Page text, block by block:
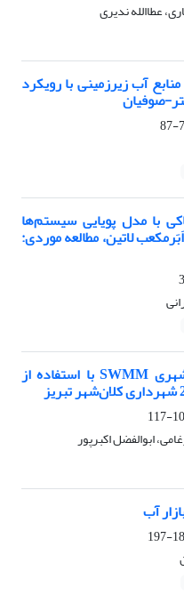
عطاالله ندیری
آب زیرزمینی با رویکرد
صوفیان
با مدل پویایی سیستم‌ها
لاتین، مطالعه موردی:
ارزیابی عدم قطعیت مدل سیلاب شهری SWMM با استفاده از
ابوالفضل اکبرپور
آب